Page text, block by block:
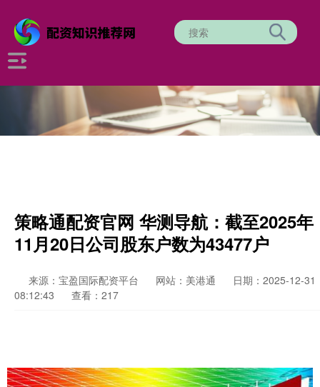
策略通配资官网 华测导航：截至2025年
11月20日公司股东户数为43477户
来源：宝盈国际配资平台 网站：美港通
日期：2025-12-31
08:12:43
查看：217